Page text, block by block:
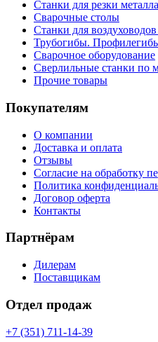
Станки для резки металла
Сварочные столы
Станки для
Трубогибы.
Сварочное оборудование
Сверлильные станки по
Прочие товары
Покупателям
О компании
Доставка и оплата
Отзывы
Согласие на обработку
Политика
Договор оферта
Контакты
Партнёрам
Дилерам
Поставщикам
Отдел продаж
+7 (351) 711-14-39